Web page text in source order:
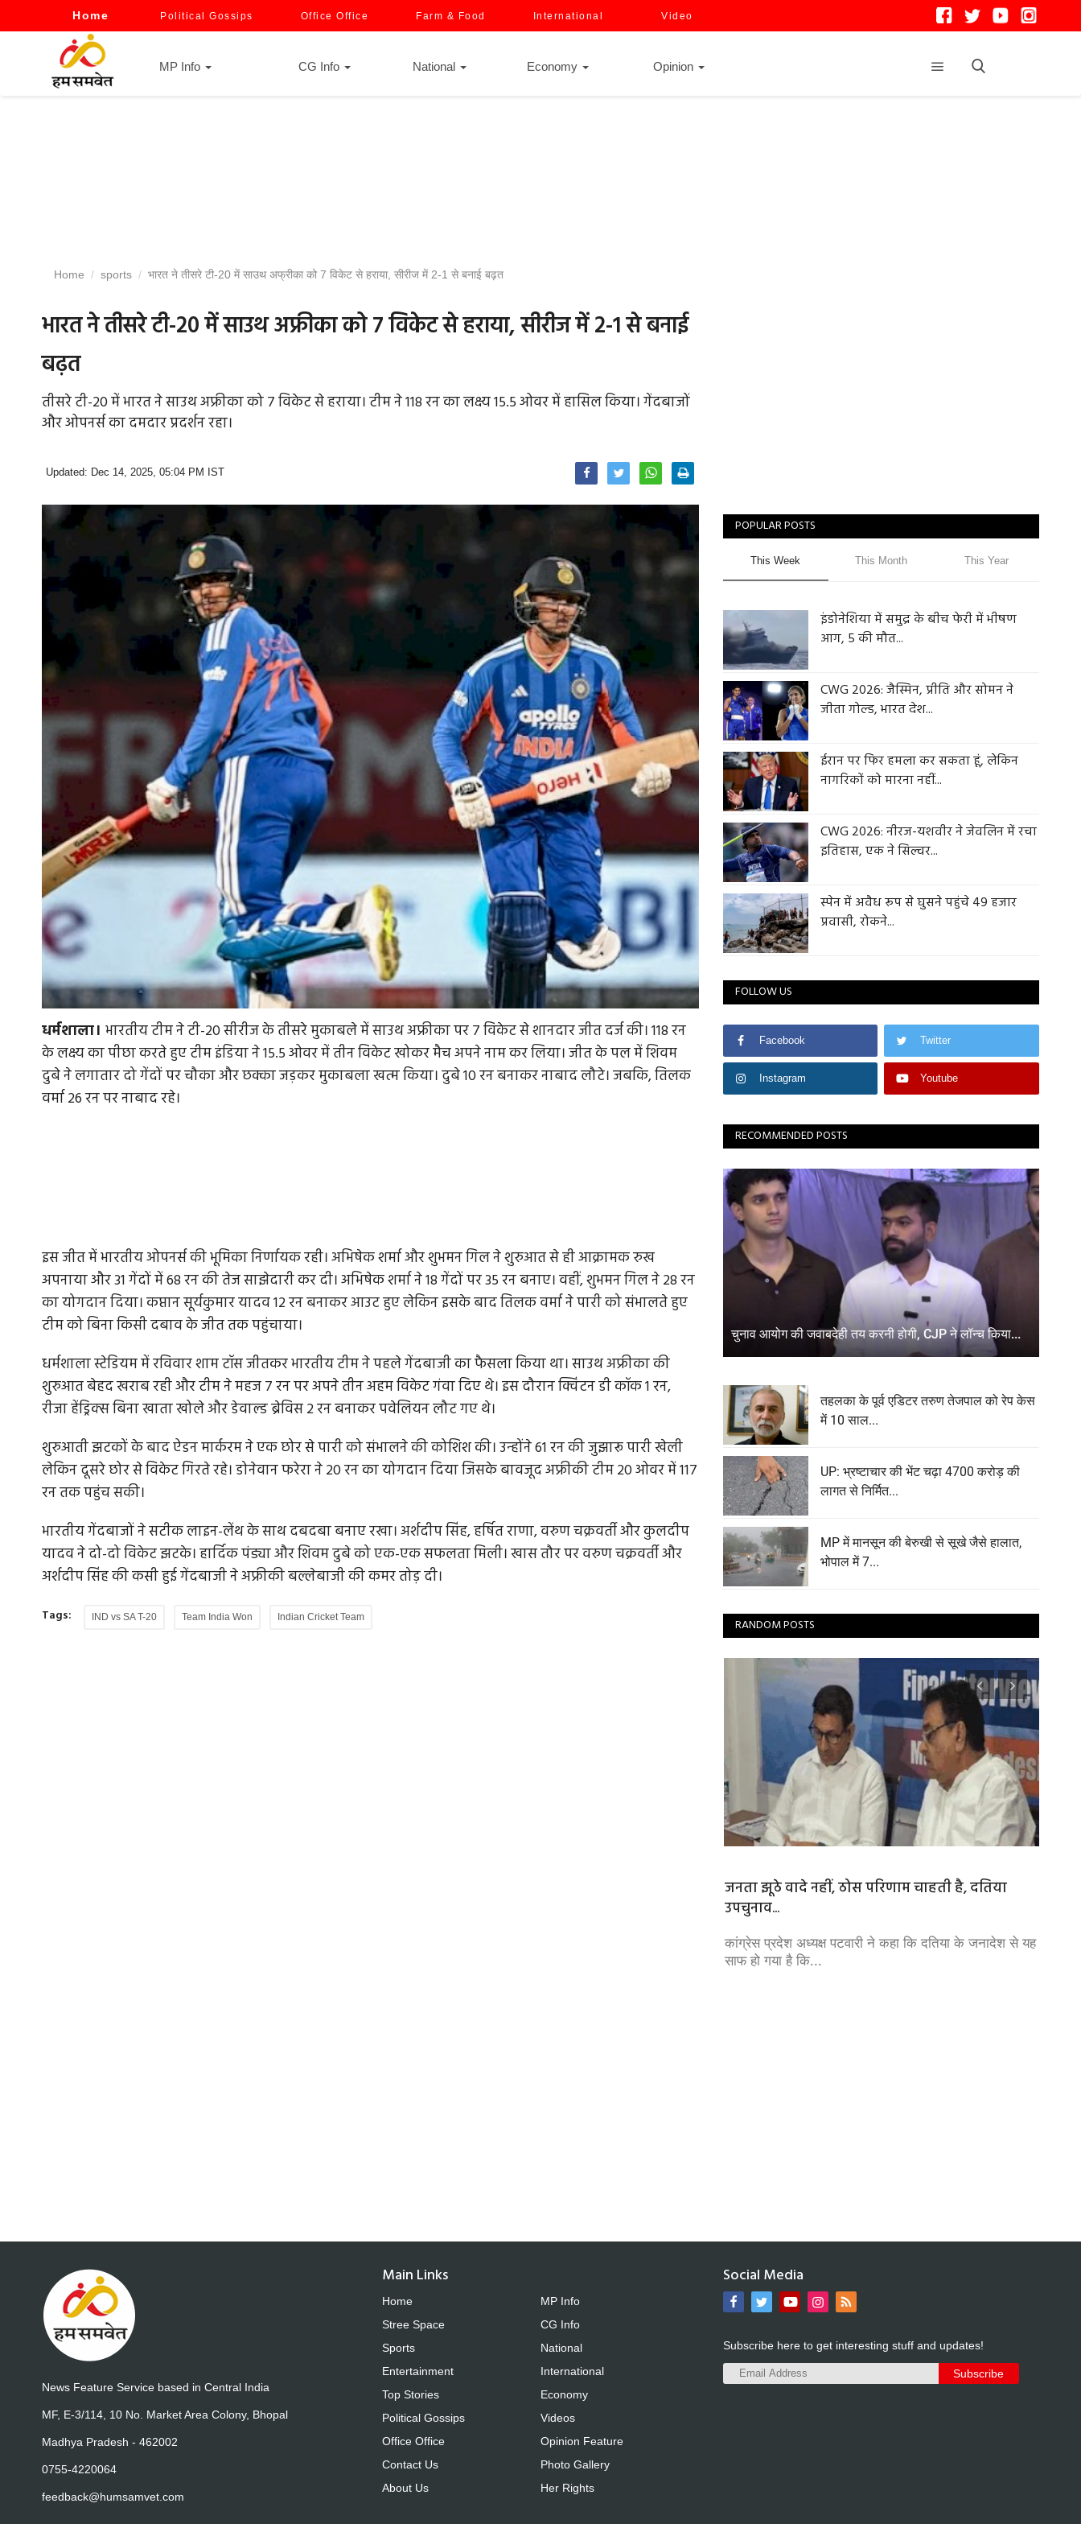
Home Political Gossips Office Office Farm & Food International Video
MP Info CG Info National Economy Opinion
Home sports भारत ने तीसरे टी-20 में साउथ अफ्रीका को 7 विकेट से हराया, सीरीज में 2-1 से बनाई बढ़त
भारत ने तीसरे टी-20 में साउथ अफ्रीका को 7 विकेट से हराया, सीरीज में 2-1 से बनाई
बढ़त
तीसरे टी-20 में भारत ने साउथ अफ्रीका को 7 विकेट से हराया। टीम ने 118 रन का लक्ष्य 15.5 ओवर में हासिल किया। गेंदबाजों
और ओपनर्स का दमदार प्रदर्शन रहा।
Updated: Dec 14, 2025, 05:04 PM IST
धर्मशाला। भारतीय टीम ने टी-20 सीरीज के तीसरे मुकाबले में साउथ अफ्रीका पर 7 विकेट से शानदार जीत दर्ज की। 118 रन
के लक्ष्य का पीछा करते हुए टीम इंडिया ने 15.5 ओवर में तीन विकेट खोकर मैच अपने नाम कर लिया। जीत के पल में शिवम
दुबे ने लगातार दो गेंदों पर चौका और छक्का जड़कर मुकाबला खत्म किया। दुबे 10 रन बनाकर नाबाद लौटे। जबकि, तिलक
वर्मा 26 रन पर नाबाद रहे।
इस जीत में भारतीय ओपनर्स की भूमिका निर्णायक रही। अभिषेक शर्मा और शुभमन गिल ने शुरुआत से ही आक्रामक रुख
अपनाया और 31 गेंदों में 68 रन की तेज साझेदारी कर दी। अभिषेक शर्मा ने 18 गेंदों पर 35 रन बनाए। वहीं, शुभमन गिल ने 28 रन
का योगदान दिया। कप्तान सूर्यकुमार यादव 12 रन बनाकर आउट हुए लेकिन इसके बाद तिलक वर्मा ने पारी को संभालते हुए
टीम को बिना किसी दबाव के जीत तक पहुंचाया।
धर्मशाला स्टेडियम में रविवार शाम टॉस जीतकर भारतीय टीम ने पहले गेंदबाजी का फैसला किया था। साउथ अफ्रीका की
शुरुआत बेहद खराब रही और टीम ने महज 7 रन पर अपने तीन अहम विकेट गंवा दिए थे। इस दौरान क्विंटन डी कॉक 1 रन,
रीजा हेंड्रिक्स बिना खाता खोले और डेवाल्ड ब्रेविस 2 रन बनाकर पवेलियन लौट गए थे।
शुरुआती झटकों के बाद ऐडन मार्करम ने एक छोर से पारी को संभालने की कोशिश की। उन्होंने 61 रन की जुझारू पारी खेली
लेकिन दूसरे छोर से विकेट गिरते रहे। डोनेवान फरेरा ने 20 रन का योगदान दिया जिसके बावजूद अफ्रीकी टीम 20 ओवर में 117
रन तक पहुंच सकी।
भारतीय गेंदबाजों ने सटीक लाइन-लेंथ के साथ दबदबा बनाए रखा। अर्शदीप सिंह, हर्षित राणा, वरुण चक्रवर्ती और कुलदीप
यादव ने दो-दो विकेट झटके। हार्दिक पंड्या और शिवम दुबे को एक-एक सफलता मिली। खास तौर पर वरुण चक्रवर्ती और
अर्शदीप सिंह की कसी हुई गेंदबाजी ने अफ्रीकी बल्लेबाजी की कमर तोड़ दी।
Tags: IND vs SA T-20 Team India Won Indian Cricket Team
POPULAR POSTS
This Week This Month This Year
इंडोनेशिया में समुद्र के बीच फेरी में भीषण
आग, 5 की मौत...
CWG 2026: जैस्मिन, प्रीति और सोमन ने
जीता गोल्ड, भारत देश...
ईरान पर फिर हमला कर सकता हूं, लेकिन
नागरिकों को मारना नहीं...
CWG 2026: नीरज-यशवीर ने जेवलिन में रचा
इतिहास, एक ने सिल्वर...
स्पेन में अवैध रूप से घुसने पहुंचे 49 हजार
प्रवासी, रोकने...
FOLLOW US
Facebook Twitter
Instagram Youtube
RECOMMENDED POSTS
चुनाव आयोग की जवाबदेही तय करनी होगी, CJP ने लॉन्च किया...
तहलका के पूर्व एडिटर तरुण तेजपाल को रेप केस
में 10 साल...
UP: भ्रष्टाचार की भेंट चढ़ा 4700 करोड़ की
लागत से निर्मित...
MP में मानसून की बेरुखी से सूखे जैसे हालात,
भोपाल में 7...
RANDOM POSTS
जनता झूठे वादे नहीं, ठोस परिणाम चाहती है, दतिया
उपचुनाव...
कांग्रेस प्रदेश अध्यक्ष पटवारी ने कहा कि दतिया के जनादेश से यह
साफ हो गया है कि...
News Feature Service based in Central India
MF, E-3/114, 10 No. Market Area Colony, Bhopal
Madhya Pradesh - 462002
0755-4220064
feedback@humsamvet.com
Main Links
Home
Stree Space
Sports
Entertainment
Top Stories
Political Gossips
Office Office
Contact Us
About Us
MP Info
CG Info
National
International
Economy
Videos
Opinion Feature
Photo Gallery
Her Rights
Social Media
Subscribe here to get interesting stuff and updates!